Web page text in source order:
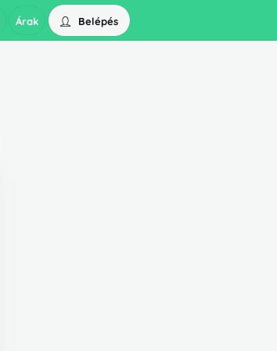
Árak Belépés